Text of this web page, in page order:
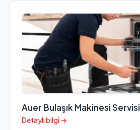
Auer Bulaşık Makinesi Servisi
Detaylı bilgi →